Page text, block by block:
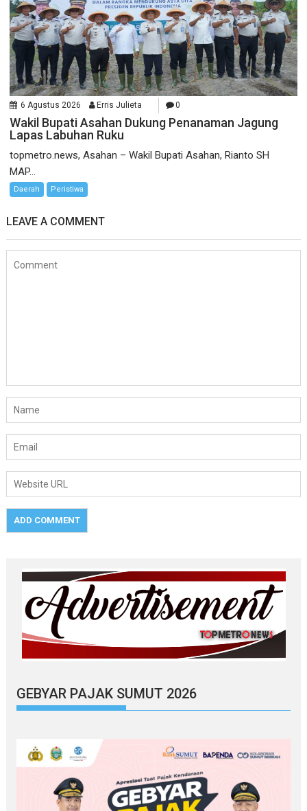
6 Agustus 2026 Erris Julieta 0
Wakil Bupati Asahan Dukung Penanaman Jagung
Lapas Labuhan Ruku
topmetro.news, Asahan – Wakil Bupati Asahan, Rianto SH
MAP...
Daerah Peristiwa
LEAVE A COMMENT
GEBYAR PAJAK SUMUT 2026